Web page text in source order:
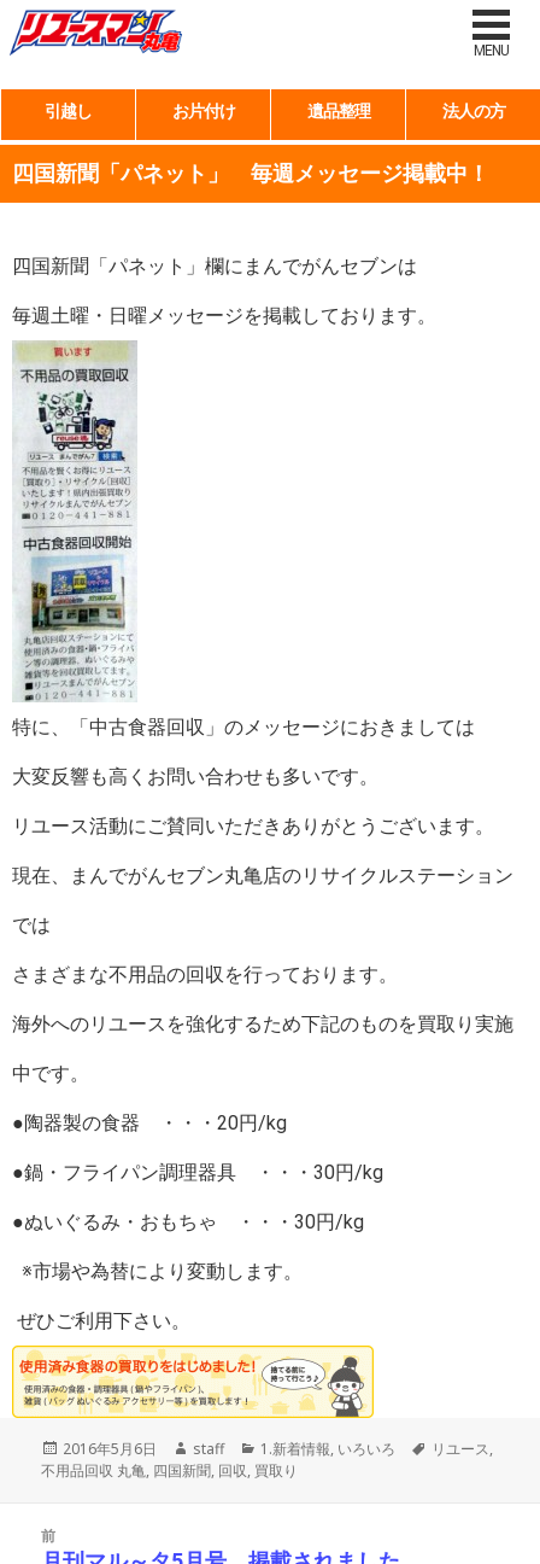
MENU
引越し お片付け 遺品整理 法人の方
四国新聞「パネット」 毎週メッセージ掲載中！
四国新聞「パネット」欄にまんでがんセブンは
毎週土曜・日曜メッセージを掲載しております。
特に、「中古食器回収」のメッセージにおきましては
大変反響も高くお問い合わせも多いです。
リユース活動にご賛同いただきありがとうございます。
現在、まんでがんセブン丸亀店のリサイクルステーション
では
さまざまな不用品の回収を行っております。
海外へのリユースを強化するため下記のものを買取り実施
中です。
●陶器製の食器 ・・・20円/kg
●鍋・フライパン調理器具 ・・・30円/kg
●ぬいぐるみ・おもちゃ ・・・30円/kg
※市場や為替により変動します。
ぜひご利用下さい。
投
稿
2016年5月6日
作
成
staff
カ
テ
1.新着情報, いろいろ
タ
リユース,
不用品回収 丸亀, 四国新聞, 回収, 買取り
前